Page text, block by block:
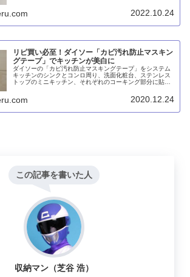
2022.10.24
リピ買い必至！ダイソー「カビ汚れ防止マスキン
グテープ」でキッチンが美白に
ダイソーの「カビ汚れ防止マスキングテープ」をシステム
キッチンのシンクとコンロ周り、洗面化粧台、ステンレス
トップのミニキッチン、それぞれのコーキング部分に貼っ
ップだとまったく目立ちません。カビ防止の効果はまだ分
かりませんが、ホコリや汚れの防止には役立つと思いま
2020.12.24
この記事を書いた人
収納マン（芝谷 浩）